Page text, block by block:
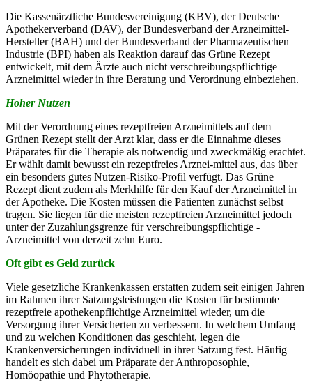
Die Kassenärztliche Bundesvereinigung (KBV), der Deutsche
Apothekerverband (DAV), der Bundesverband der Arzneimittel-
Hersteller (BAH) und der Bundesverband der Pharmazeutischen
Industrie (BPI) haben als Reaktion darauf das Grüne Rezept
entwickelt, mit dem Ärzte auch nicht verschreibungspflichtige
Arzneimittel wieder in ihre Beratung und Verordnung einbeziehen.
Hoher Nutzen
Mit der Verordnung eines rezeptfreien Arzneimittels auf dem
Grünen Rezept stellt der Arzt klar, dass er die Einnahme dieses
Präparates für die Therapie als notwendig und zweckmäßig erachtet.
Er wählt damit bewusst ein rezeptfreies Arznei-mittel aus, das über
ein besonders gutes Nutzen-Risiko-Profil verfügt. Das Grüne
Rezept dient zudem als Merkhilfe für den Kauf der Arzneimittel in
der Apotheke. Die Kosten müssen die Patienten zunächst selbst
tragen. Sie liegen für die meisten rezeptfreien Arzneimittel jedoch
unter der Zuzahlungsgrenze für verschreibungspflichtige -
Arzneimittel von derzeit zehn Euro.
Oft gibt es Geld zurück
Viele gesetzliche Krankenkassen erstatten zudem seit einigen Jahren
im Rahmen ihrer Satzungsleistungen die Kosten für bestimmte
rezeptfreie apothekenpflichtige Arzneimittel wieder, um die
Versorgung ihrer Versicherten zu verbessern. In welchem Umfang
und zu welchen Konditionen das geschieht, legen die
Krankenversicherungen individuell in ihrer Satzung fest. Häufig
handelt es sich dabei um Präparate der Anthroposophie,
Homöopathie und Phytotherapie.